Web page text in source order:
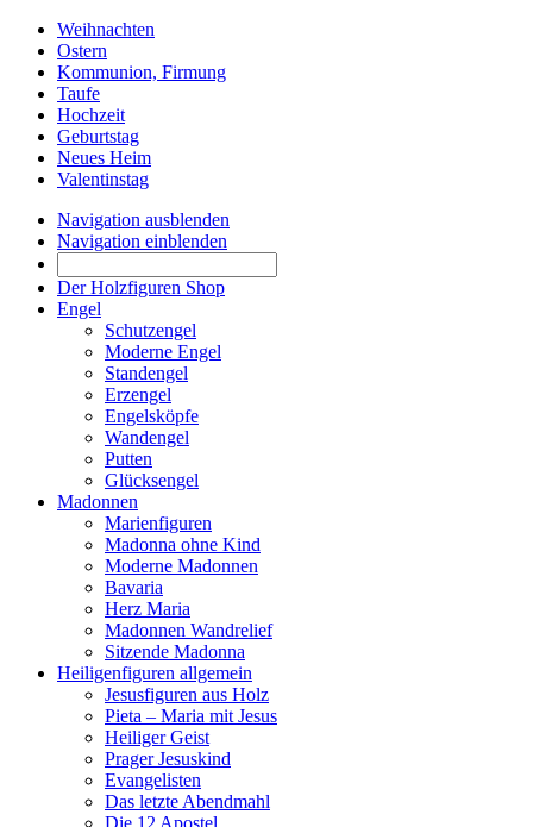
Weihnachten
Ostern
Kommunion, Firmung
Taufe
Hochzeit
Geburtstag
Neues Heim
Valentinstag
Navigation ausblenden
Navigation einblenden
Der Holzfiguren Shop
Engel
Schutzengel
Moderne Engel
Standengel
Erzengel
Engelsköpfe
Wandengel
Putten
Glücksengel
Madonnen
Marienfiguren
Madonna ohne Kind
Moderne Madonnen
Bavaria
Herz Maria
Madonnen Wandrelief
Sitzende Madonna
Heiligenfiguren allgemein
Jesusfiguren aus Holz
Pieta – Maria mit Jesus
Heiliger Geist
Prager Jesuskind
Evangelisten
Das letzte Abendmahl
Die 12 Apostel